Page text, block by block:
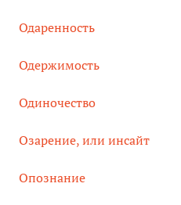
Одаренность
Одержимость
Одиночество
Озарение, или инсайт
Опознание